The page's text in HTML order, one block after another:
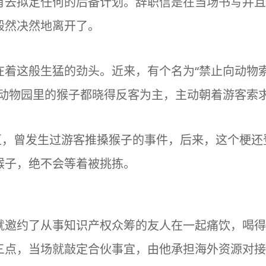
决然地离开了。
这般生猛的劲头。近来，有个名为“禁止向动物
园里的猴子都晓得反客为主，主动朝着游客索
曾发生过游客推搡猴子的事件，后来，这个梗
，绝不会等着被挑拣。
约了从事知识产权众筹的友人在一起痛饮，喝
，当场就敲定合伙事宜，由他承担海外资源对